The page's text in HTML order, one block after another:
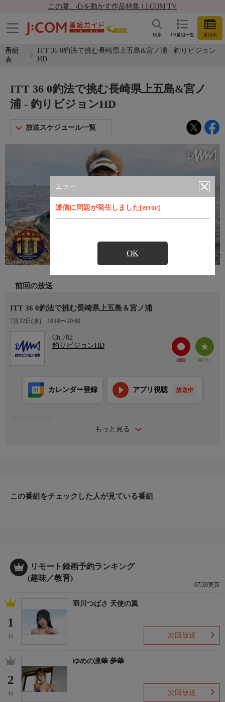
この夏、心を動かす作品特集 | J:COM TV
CS番組一覧 番組表
検索
番組
表
ITT 36 0釣法で挑む長崎県上五島&宮ノ浦 - 釣りビジョン
HD
エラー
通信に問題が発生しました[error]
OK
ITT 36 0釣法で挑む長崎県上五島&宮ノ
浦 - 釣りビジョンHD
放送スケジュール一覧
前回の放送
ITT 36 0釣法で挑む長崎県上五島＆宮ノ浦
7月22日(水) 19:00〜20:00
Ch.702
釣りビジョンHD
もっと見る
カレンダー登録 アプリ視聴 放送中
論と感性に至るまで、その核心に迫る。
この番組をチェックした人が見ている番組
リモート録画予約ランキング
(趣味／教育)
07/30更新
1
(-)
羽川つばさ 天使の翼
次回放送
2
(-)
ゆめの凛華 夢華
次回放送